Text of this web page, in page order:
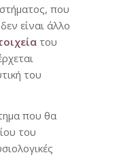
που
είναι άλλο
του
του
που θα
του